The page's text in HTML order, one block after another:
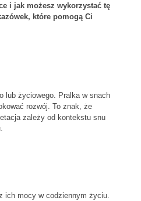
i jak możesz wykorzystać tę
które pomogą Ci
lub życiowego. Pralka w snach
rozwój. To znak, że
zależy od kontekstu snu
ich mocy w codziennym życiu.